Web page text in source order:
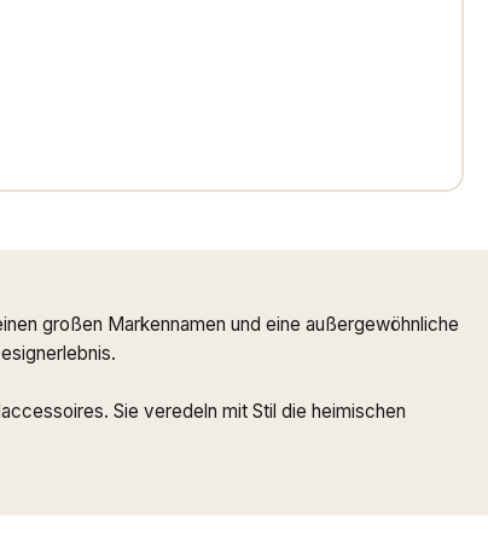
großen Markennamen und eine außergewöhnliche
Sie veredeln mit Stil die heimischen